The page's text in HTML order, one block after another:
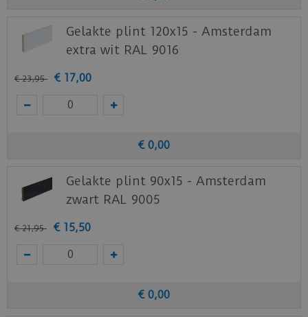
Gelakte plint 120x15 - Amsterdam
extra wit RAL 9016
€ 23,95 € 17,00
€ 0,00
Gelakte plint 90x15 - Amsterdam
zwart RAL 9005
€ 21,95 € 15,50
€ 0,00